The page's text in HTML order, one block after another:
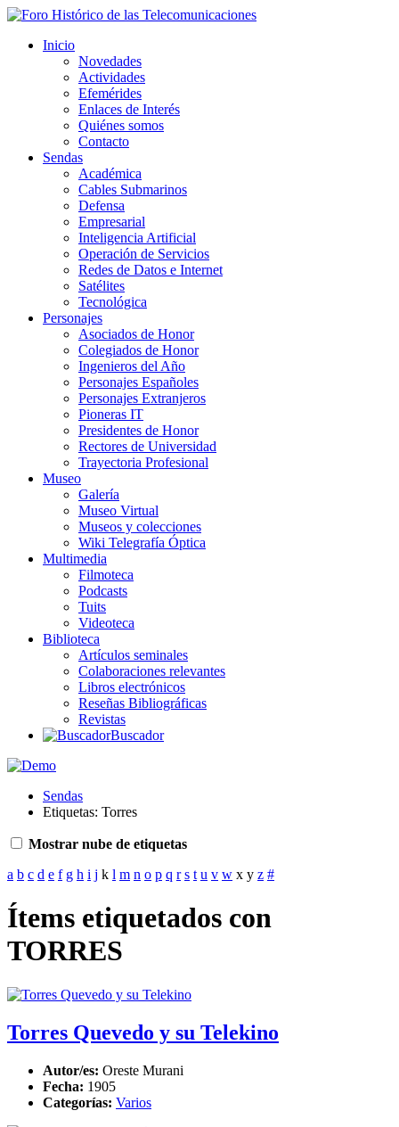
Inicio
Novedades
Actividades
Efemérides
Enlaces de Interés
Quiénes somos
Contacto
Sendas
Académica
Cables Submarinos
Defensa
Empresarial
Inteligencia Artificial
Operación de Servicios
Redes de Datos e Internet
Satélites
Tecnológica
Personajes
Asociados de Honor
Colegiados de Honor
Ingenieros del Año
Personajes Españoles
Personajes Extranjeros
Pioneras IT
Presidentes de Honor
Rectores de Universidad
Trayectoria Profesional
Museo
Galería
Museo Virtual
Museos y colecciones
Wiki Telegrafía Óptica
Multimedia
Filmoteca
Podcasts
Tuits
Videoteca
Biblioteca
Artículos seminales
Colaboraciones relevantes
Libros electrónicos
Reseñas Bibliográficas
Revistas
Buscador
Sendas
Etiquetas: Torres
Mostrar nube de etiquetas
a b c d e f g h i j k l m n o p q r s t u v w x y z #
Ítems etiquetados con
TORRES
Torres Quevedo y su Telekino
Autor/es: Oreste Murani
Fecha: 1905
Categorías: Varios